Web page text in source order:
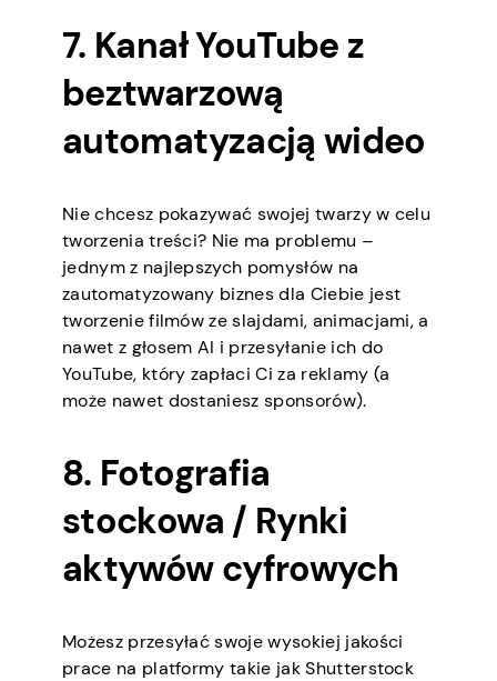
7. Kanał YouTube z
beztwarzową
automatyzacją wideo
Nie chcesz pokazywać swojej twarzy w celu
tworzenia treści? Nie ma problemu –
jednym z najlepszych pomysłów na
zautomatyzowany biznes dla Ciebie jest
tworzenie filmów ze slajdami, animacjami, a
nawet z głosem AI i przesyłanie ich do
YouTube, który zapłaci Ci za reklamy (a
może nawet dostaniesz sponsorów).
8. Fotografia
stockowa / Rynki
aktywów cyfrowych
Możesz przesyłać swoje wysokiej jakości
prace na platformy takie jak Shutterstock